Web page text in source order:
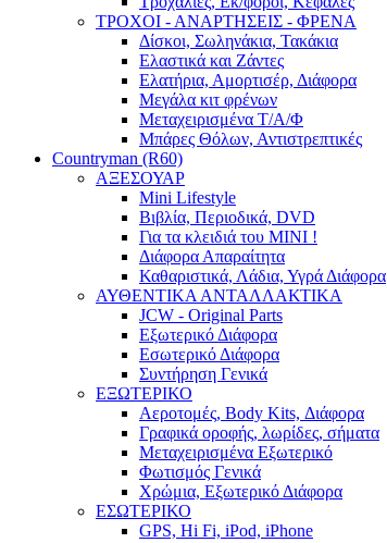
ΤΡΟΧΟΙ - ΑΝΑΡΤΗΣΕΙΣ - ΦΡΕΝΑ
Δίσκοι, Σωληνάκια, Τακάκια
Ελαστικά και Ζάντες
Ελατήρια, Αμορτισέρ, Διάφορα
Μεγάλα κιτ φρένων
Μεταχειρισμένα Τ/Α/Φ
Μπάρες Θόλων, Αντιστρεπτικές
Countryman (R60)
ΑΞΕΣΟΥΑΡ
Mini Lifestyle
Βιβλία, Περιοδικά, DVD
Για τα κλειδιά του MINI !
Διάφορα Απαραίτητα
Καθαριστικά, Λάδια, Υγρά Διάφορα
ΑΥΘΕΝΤΙΚΑ ΑΝΤΑΛΛΑΚΤΙΚΑ
JCW - Original Parts
Εξωτερικό Διάφορα
Εσωτερικό Διάφορα
Συντήρηση Γενικά
ΕΞΩΤΕΡΙΚΟ
Αεροτομές, Body Kits, Διάφορα
Γραφικά οροφής, λωρίδες, σήματα
Μεταχειρισμένα Εξωτερικό
Φωτισμός Γενικά
Χρώμια, Εξωτερικό Διάφορα
ΕΣΩΤΕΡΙΚΟ
GPS, Hi Fi, iPod, iPhone